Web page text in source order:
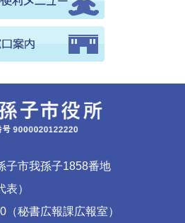
市我孫子1858番地
）
秘書広報課広報室）